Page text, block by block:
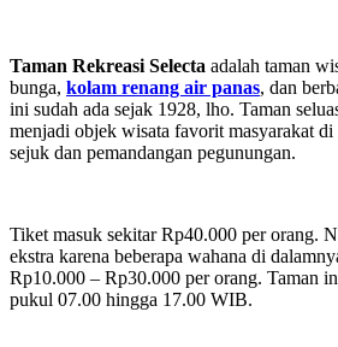
Taman Rekreasi Selecta adalah taman
bunga, kolam renang air panas, dan
ini sudah ada sejak 1928, lho. Taman
menjadi objek wisata favorit masyarakat di
sejuk dan pemandangan pegunungan.
Tiket masuk sekitar Rp40.000 per orang.
ekstra karena beberapa wahana di
Rp10.000 – Rp30.000 per orang. Taman
pukul 07.00 hingga 17.00 WIB.